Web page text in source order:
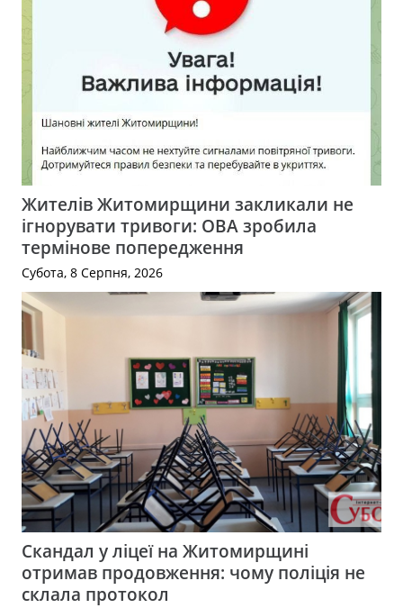
Жителів Житомирщини закликали не
ігнорувати тривоги: ОВА зробила
термінове попередження
Субота, 8 Серпня, 2026
Скандал у ліцеї на Житомирщині
отримав продовження: чому поліція не
склала протокол